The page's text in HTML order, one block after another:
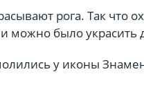
рога. Так что
можно было украсить
у иконы